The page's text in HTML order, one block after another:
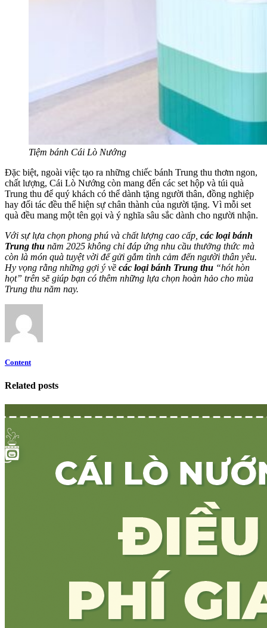
Tiệm bánh Cái Lò Nướng
Đặc biệt, ngoài việc tạo ra những chiếc bánh Trung thu thơm ngon,
chất lượng, Cái Lò Nướng còn mang đến các set hộp và túi quà
Trung thu để quý khách có thể dành tặng người thân, đồng nghiệp
hay đối tác đều thể hiện sự chân thành của người tặng. Vì mỗi set
quà đều mang một tên gọi và ý nghĩa sâu sắc dành cho người nhận.
Với sự lựa chọn phong phú và chất lượng cao cấp, các loại bánh
Trung thu năm 2025 không chỉ đáp ứng nhu cầu thưởng thức mà
còn là món quà tuyệt vời để gửi gắm tình cảm đến người thân yêu.
Hy vọng rằng những gợi ý về các loại bánh Trung thu “hót hòn
họt” trên sẽ giúp bạn có thêm những lựa chọn hoàn hảo cho mùa
Trung thu năm nay.
Content
Related posts